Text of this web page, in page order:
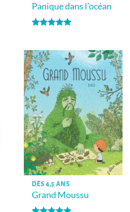
Panique dans l’océan
DÈS 4,5 ANS
Grand Moussu